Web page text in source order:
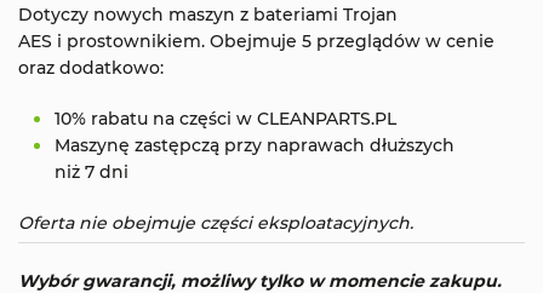
Dotyczy nowych maszyn z bateriami Trojan
AES i prostownikiem. Obejmuje 5 przeglądów w cenie
oraz dodatkowo:
10% rabatu na części w CLEANPARTS.PL
Maszynę zastępczą przy naprawach dłuższych
niż 7 dni
Oferta nie obejmuje części eksploatacyjnych.
Wybór gwarancji, możliwy tylko w momencie zakupu.